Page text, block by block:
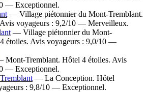
— Exceptionnel.
— Village piétonnier du Mont-Tremblant.
voyageurs : 9,2/10 — Merveilleux.
— Village piétonnier du Mont-
étoiles. Avis voyageurs : 9,0/10 —
Mont-Tremblant. Hôtel 4 étoiles. Avis
— Exceptionnel.
— La Conception. Hôtel
: 9,8/10 — Exceptionnel.